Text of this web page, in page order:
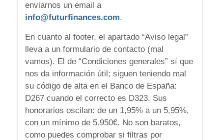
enviarnos un email a
info@futurfinances.com.
En cuanto al footer, el apartado “Aviso legal”
lleva a un formulario de contacto (mal
vamos). El de “Condiciones generales” sí que
nos da información útil; siguen teniendo mal
su código de alta en el Banco de España:
D267 cuando el correcto es D323. Sus
honorarios oscilan: de un 1,95% a un 5,95%,
con un mínimo de 5.950€. No son baratos,
como puedes comprobar si filtras por